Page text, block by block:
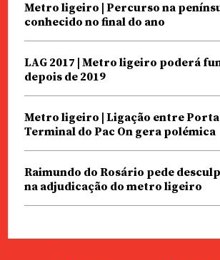
Metro ligeiro | Percurso na
conhecido no final do ano
LAG 2017 | Metro ligeiro poderá
depois de 2019
Metro ligeiro | Ligação entre
Terminal do Pac On gera polémica
Raimundo do Rosário pede
na adjudicação do metro ligeiro